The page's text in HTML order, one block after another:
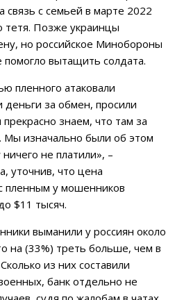
связь с семьей в марте 2022
тетя. Позже украинцы
но российское Минобороны
помогло вытащить солдата.
пленного атаковали
за обмен, просили
знаем, что там за
Мы изначально были об этом
не платили», –
уточнив, что цена
пленным у мошенников
$11 тысяч.
выманили у россиян около
на (33%) треть больше, чем в
из них составили
банк отдельно не